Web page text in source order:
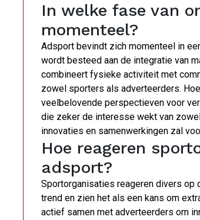
In welke fase van
momenteel?
Adsport bevindt zich momenteel in
wordt besteed aan de integratie van
combineert fysieke activiteit met
zowel sporters als adverteerders.
veelbelovende perspectieven voor
die zeker de interesse wekt van
innovaties en samenwerkingen zal
Hoe reageren
adsport?
Sportorganisaties reageren divers op
trend en zien het als een kans om
actief samen met adverteerders om